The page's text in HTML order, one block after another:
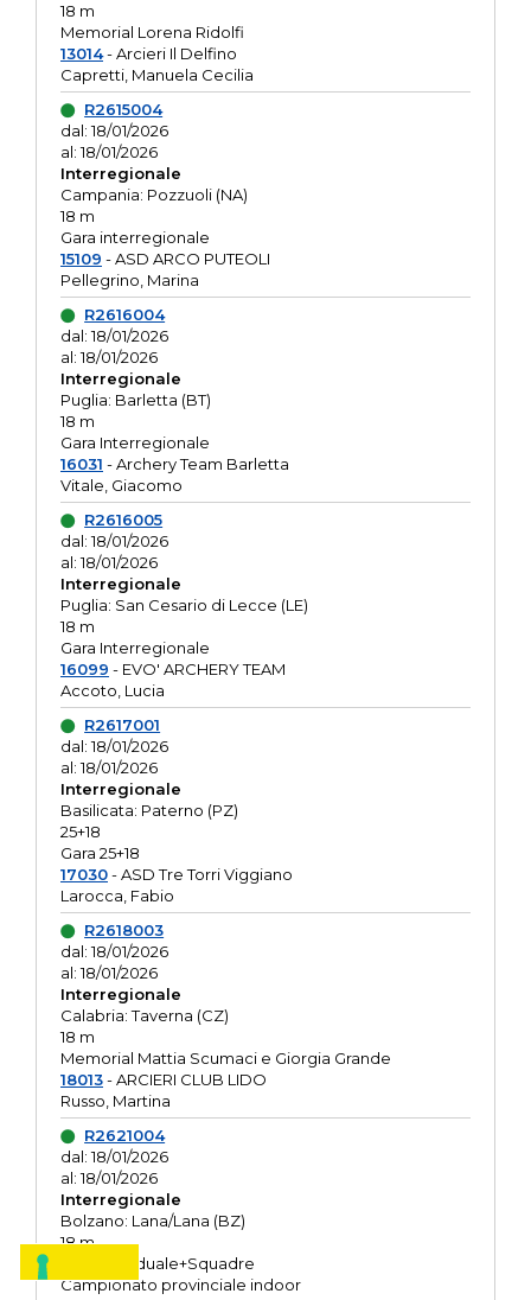
18 m
Memorial Lorena Ridolfi
13014- Arcieri Il Delfino
Capretti, Manuela Cecilia
R2615004
dal: 18/01/2026
al: 18/01/2026
Interregionale
Campania: Pozzuoli (NA)
18 m
Gara interregionale
15109 - ASD ARCO PUTEOLI
Pellegrino, Marina
R2616004
dal: 18/01/2026
al: 18/01/2026
Interregionale
Puglia: Barletta (BT)
18 m
Gara Interregionale
16031 - Archery Team Barletta
Vitale, Giacomo
R2616005
dal: 18/01/2026
al: 18/01/2026
Interregionale
Puglia: San Cesario di Lecce (LE)
18 m
Gara Interregionale
16099 - EVO' ARCHERY TEAM
Accoto, Lucia
R2617001
dal: 18/01/2026
al: 18/01/2026
Interregionale
Basilicata: Paterno (PZ)
25+18
Gara 25+18
17030- ASD Tre Torri Viggiano
Larocca, Fabio
R2618003
dal: 18/01/2026
al: 18/01/2026
Interregionale
Calabria: Taverna (CZ)
18 m
Memorial Mattia Scumaci e Giorgia Grande
18013- ARCIERI CLUB LIDO
Russo, Martina
R2621004
dal: 18/01/2026
al: 18/01/2026
Interregionale
Bolzano: Lana/Lana (BZ)
18 m
O.R. Individuale+Squadre
Campionato provinciale indoor